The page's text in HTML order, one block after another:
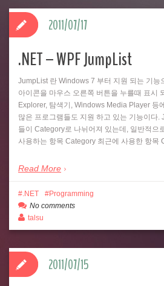
.NET – WPF JumpList
JumpList 란 Windows 7 부터 지원 되는 기능
아이콘을 마우스 오른쪽 버튼을 누를때 표시
Explorer, 탐색기, Windows Media Player 등
많은 프로그램들도 지원 하고 있는 기능이다.
들이 Category로 나뉘어져 있는데, 일반적으
사용하는 항목 Category 최근에 사용한 항목
Read More
2011/07/17
.NET
Programming
No comments
talsu
2011/07/15